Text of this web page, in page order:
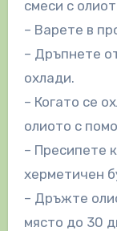
смеси с
– Варете в
– Дръпнете
охлади.
– Когато се
олиото с
– Пресипете
херметичен
– Дръжте
място до 30